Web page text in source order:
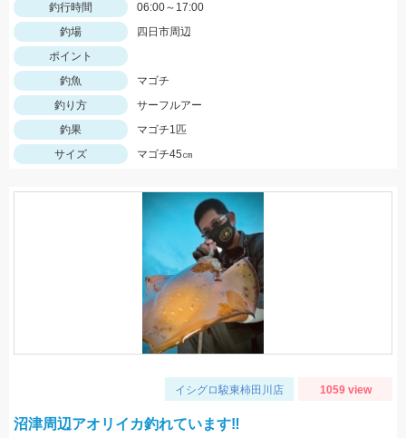
釣行時間
06:00～17:00
釣場
四日市周辺
ポイント
釣魚
マゴチ
釣り方
サーフルアー
釣果
マゴチ1匹
サイズ
マゴチ45㎝
イシグロ駿東柿田川店 1059 view
沼津周辺アオリイカ釣れています‼